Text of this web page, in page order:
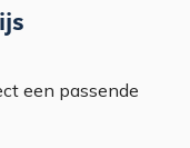
een passende